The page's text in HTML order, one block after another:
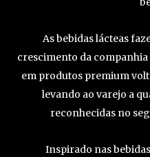
As bebidas lácteas
crescimento da
em produtos premium
levando ao varejo a
reconhecidas no
Inspirado nas